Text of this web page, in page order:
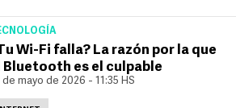
Wi-Fi falla? La razón por la que
Bluetooth es el culpable
de mayo de 2026 - 11:35 HS